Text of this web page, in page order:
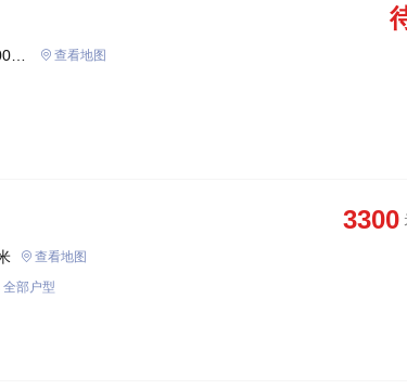
查看地图
3300
查看地图
全部户型